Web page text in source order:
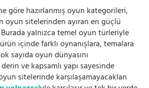
göre hazırlanmış oyun kategorileri,
oyun sitelerinden ayıran en güçlü
yalnızca temel oyun türleriyle
içinde farklı oynanışlara, temalara
sayıda oyun dünyasını
ve kapsamlı yapı sayesinde
sitelerinde karşılaşamayacakları